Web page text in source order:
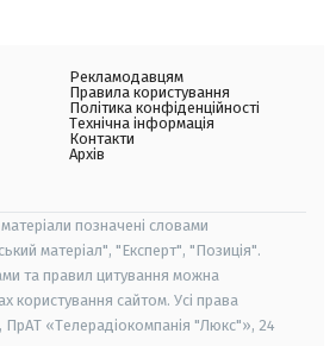
Рекламодавцям
Правила користування
Політика конфіденційності
Технічна інформація
Контакти
Архів
матеріали позначені словами
матеріал", "Експерт", "Позиція".
та правил цитування можна
користування сайтом. Усі права
«Телерадіокомпанія "Люкс"», 24